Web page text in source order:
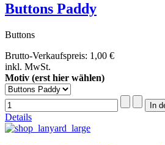
Buttons Paddy
Buttons
Brutto-Verkaufspreis: 1,00 €
inkl. MwSt.
Motiv (erst hier wählen)
Details